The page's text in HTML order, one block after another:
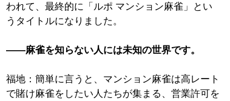
われて、最終的に「ルポ マンション麻雀」とい
うタイトルになりました。
——麻雀を知らない人には未知の世界です。
福地：簡単に言うと、マンション麻雀は高レート
で賭け麻雀をしたい人たちが集まる、営業許可を